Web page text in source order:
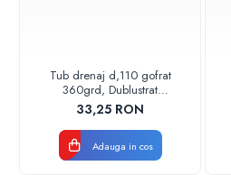
Tub drenaj d,110 gofrat
360grd, Dublustrat
verde/negru 110152 Drainkit
33,25 RON
Adauga in cos